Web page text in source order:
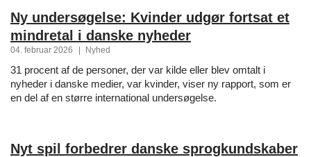
Ny undersøgelse: Kvinder udgør fortsat et
mindretal i danske nyheder
04. februar 2026 | Nyhed
31 procent af de personer, der var kilde eller blev omtalt i
nyheder i danske medier, var kvinder, viser ny rapport, som er
en del af en større international undersøgelse.
Nyt spil forbedrer danske sprogkundskaber